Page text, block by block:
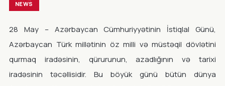
NEWS
28 May – Azərbaycan Cümhuriyyətinin İstiqlal Günü,
Azərbaycan Türk millətinin öz milli və müstəqil dövlətini
qurmaq iradəsinin, qürurunun, azadlığının və tarixi
iradəsinin təcəllisidir. Bu böyük günü bütün dünya